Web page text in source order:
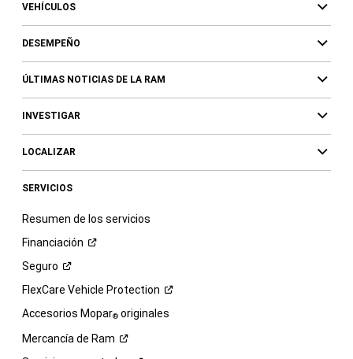
VEHÍCULOS
DESEMPEÑO
ÚLTIMAS NOTICIAS DE LA RAM
INVESTIGAR
LOCALIZAR
SERVICIOS
Resumen de los servicios
Financiación
Seguro
FlexCare Vehicle Protection
Accesorios Mopar®originales
Mercancía de Ram